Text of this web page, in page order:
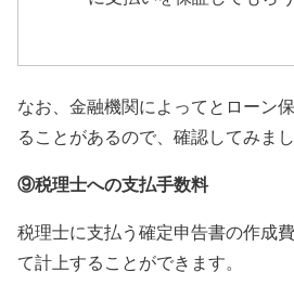
なお、金融機関によってとローン
ることがあるので、確認してみまし
⑨税理士への支払手数料
税理士に支払う確定申告書の作成
て計上することができます。